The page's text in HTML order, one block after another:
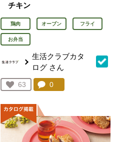
チキン
鶏肉 オーブン フライ
お弁当
生活クラブカタ
ログ さん
お気に入り登録：
63
人が登録
コメント：
0件。コメントを見る。